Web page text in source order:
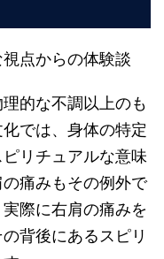
点からの体験談
的な不調以上のも
では、身体の特定
リチュアルな意味
痛みもその例外で
際に右肩の痛みを
背後にあるスピリ